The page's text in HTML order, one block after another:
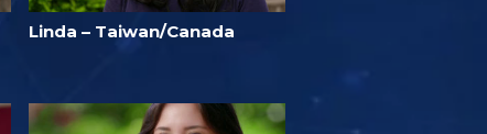
Linda – Taiwan/Canada